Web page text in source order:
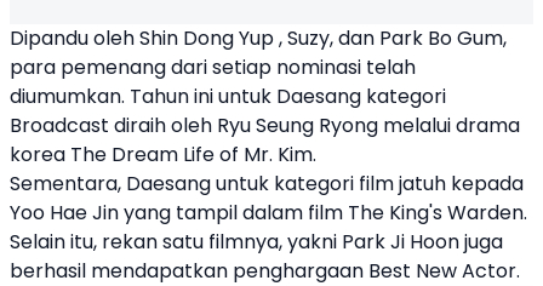
Dipandu oleh Shin Dong Yup , Suzy, dan Park Bo Gum,
para pemenang dari setiap nominasi telah
diumumkan. Tahun ini untuk Daesang kategori
Broadcast diraih oleh Ryu Seung Ryong melalui drama
korea The Dream Life of Mr. Kim.
Sementara, Daesang untuk kategori film jatuh kepada
Yoo Hae Jin yang tampil dalam film The King's Warden.
Selain itu, rekan satu filmnya, yakni Park Ji Hoon juga
berhasil mendapatkan penghargaan Best New Actor.